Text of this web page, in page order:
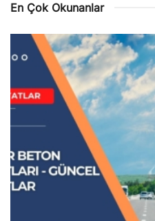
En Çok Okunanlar